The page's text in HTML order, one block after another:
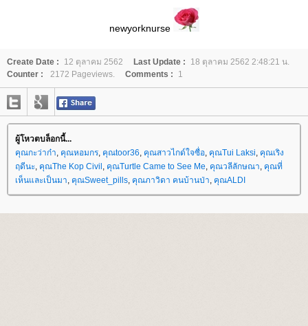
newyorknurse
Create Date : 12 ตุลาคม 2562 Last Update :
18 ตุลาคม 2562 2:48:21 น.
Counter :
2172 Pageviews. Comments : 1
ผู้โหวตบล็อกนี้...
คุณกะว่าก๋า, คุณหอมกร, คุณtoor36, คุณสาวไกด์ใจซื่อ, คุณTui Laksi, คุณเริง
ฤดีนะ, คุณThe Kop Civil , คุณTurtle Came to See Me, คุณวลีลักษณา, คุณที่
เห็นและเป็นมา, คุณSweet_pills, คุณภาวิดา คนบ้านป่า, คุณALDI